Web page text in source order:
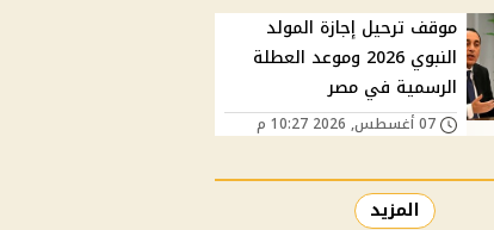
موقف ترحيل إجازة المولد
النبوي 2026 وموعد العطلة
الرسمية في مصر
07 أغسطس, 2026 10:27 م
المزيد